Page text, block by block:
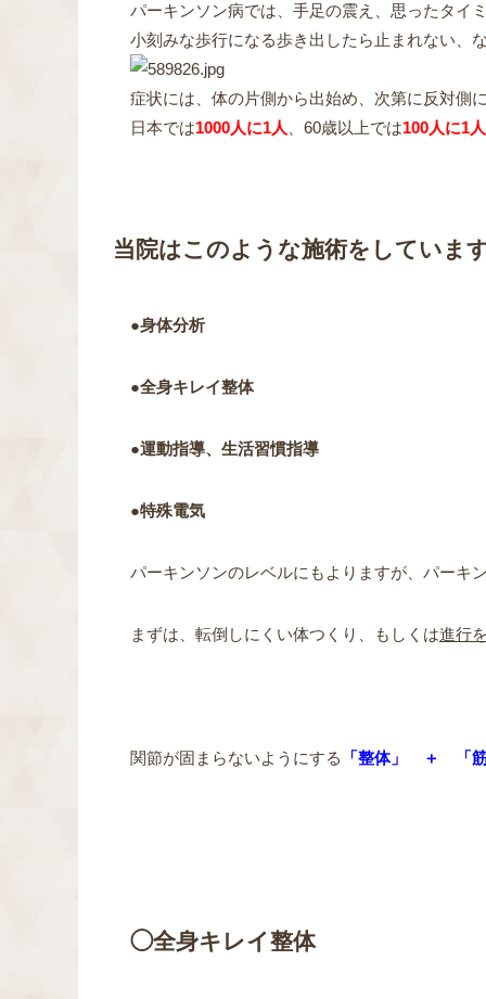
パーキンソン病では、 手足の震え、 思ったタイ
小刻みな歩行になる歩き出したら止まれない、
症状には、体の片側から出始め、次第に反対側
日本では1000人に1人 、60歳以上では100人に1人
当院はこのような施術をしていま
●身体分析
●全身キレイ整体
●運動指導、生活習慣指導
●特殊電気
パーキンソンのレベルにもよりますが、パーキ
まずは、転倒しにくい体つくり、もしくは進行
関節が固まらないようにする 「整体」 ＋ 「
◯全身キレイ整体